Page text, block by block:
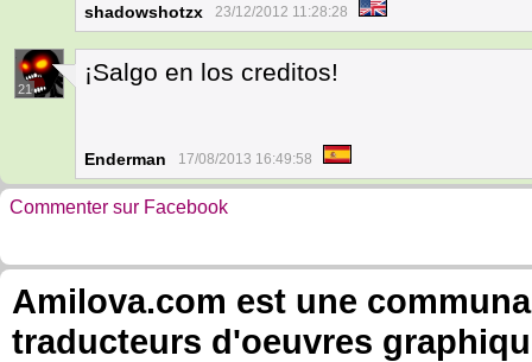
shadowshotzx 23/12/2012 11:28:28
21
¡Salgo en los creditos!
Enderman 17/08/2013 16:49:58
Commenter sur Facebook
Amilova.com est une
traducteurs d'oeuvres